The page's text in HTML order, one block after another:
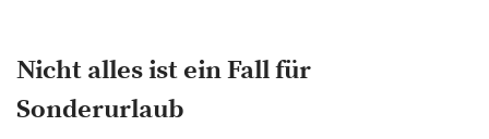
Nicht alles ist ein Fall für
Sonderurlaub